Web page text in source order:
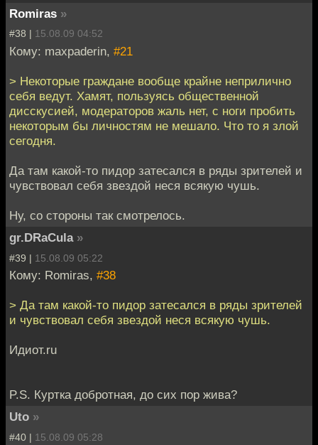
Romiras »
#38 | 15.08.09 04:52
Кому: maxpaderin, #21
> Некоторые граждане вообще крайне неприлично
себя ведут. Хамят, пользуясь общественной
дисскусией, модераторов жаль нет, с ноги пробить
некоторым бы личностям не мешало. Что то я злой
сегодня.
Да там какой-то пидор затесался в ряды зрителей и
чувствовал себя звездой неся всякую чушь.
Ну, со стороны так смотрелось.
gr.DRaCula »
#39 | 15.08.09 05:22
Кому: Romiras, #38
> Да там какой-то пидор затесался в ряды зрителей
и чувствовал себя звездой неся всякую чушь.
Идиот.ru
P.S. Куртка добротная, до сих пор жива?
Uto »
#40 | 15.08.09 05:28